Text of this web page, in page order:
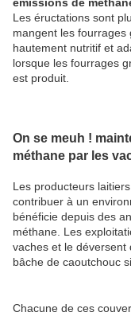
Les éructations sont
mangent les
hautement nutritif et
lorsque les fourrages
est produit.
On se meuh !
méthane par les
Les producteurs
contribuer à un
bénéficie depuis des
méthane. Les
vaches et le
bâche de caoutchouc
Chacune de ces